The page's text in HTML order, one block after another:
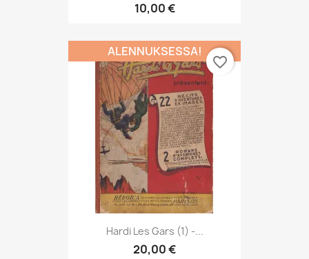
10,00 €
Hardi Les Gars (1) -...
20,00 €
ALENNUKSESSA!
favorite_border